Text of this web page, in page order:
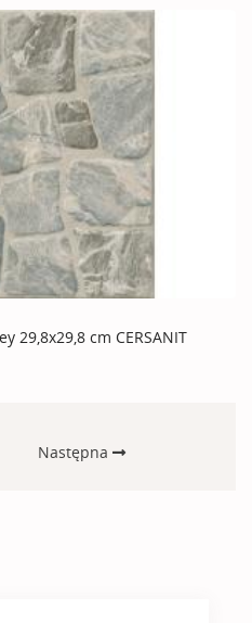
29,8x29,8 cm CERSANIT
Następna